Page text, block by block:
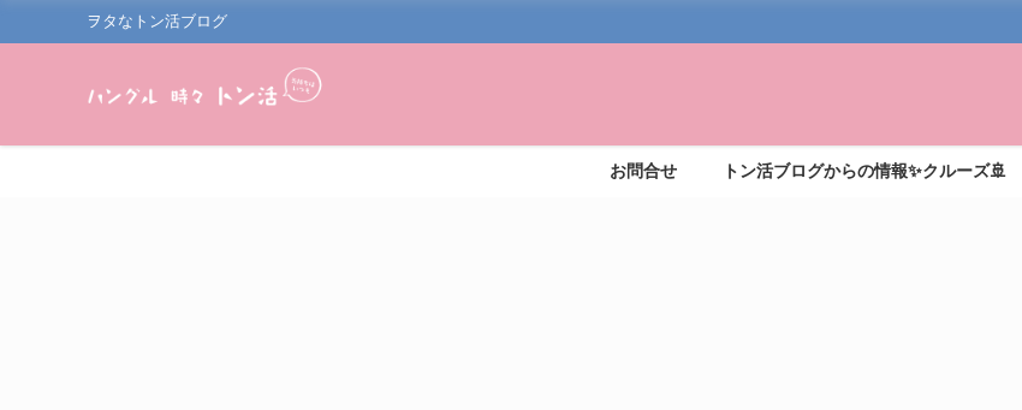
ヲタなトン活ブログ
お問合せ トン活ブログからの情報✨クルーズ🚢